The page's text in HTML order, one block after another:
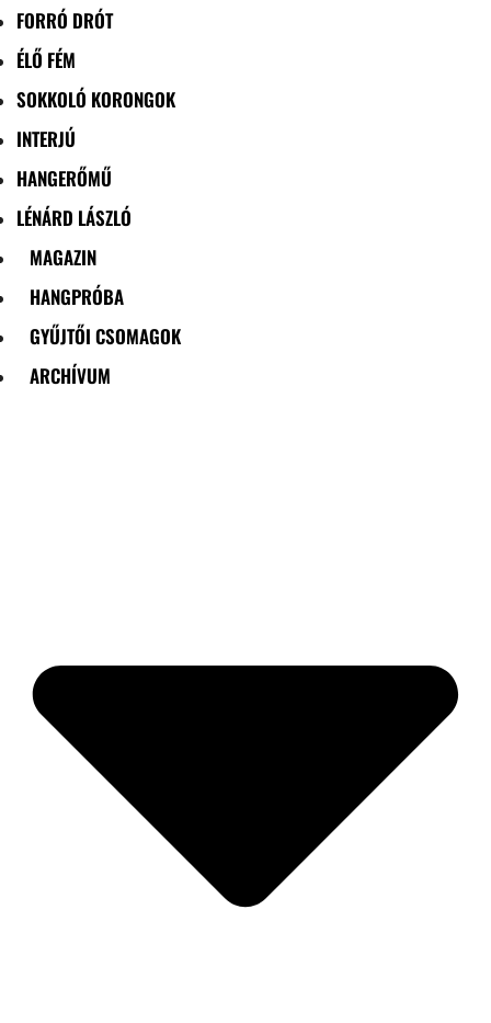
FORRÓ DRÓT
ÉLŐ FÉM
SOKKOLÓ KORONGOK
INTERJÚ
HANGERŐMŰ
LÉNÁRD LÁSZLÓ
MAGAZIN
HANGPRÓBA
GYŰJTŐI CSOMAGOK
ARCHÍVUM